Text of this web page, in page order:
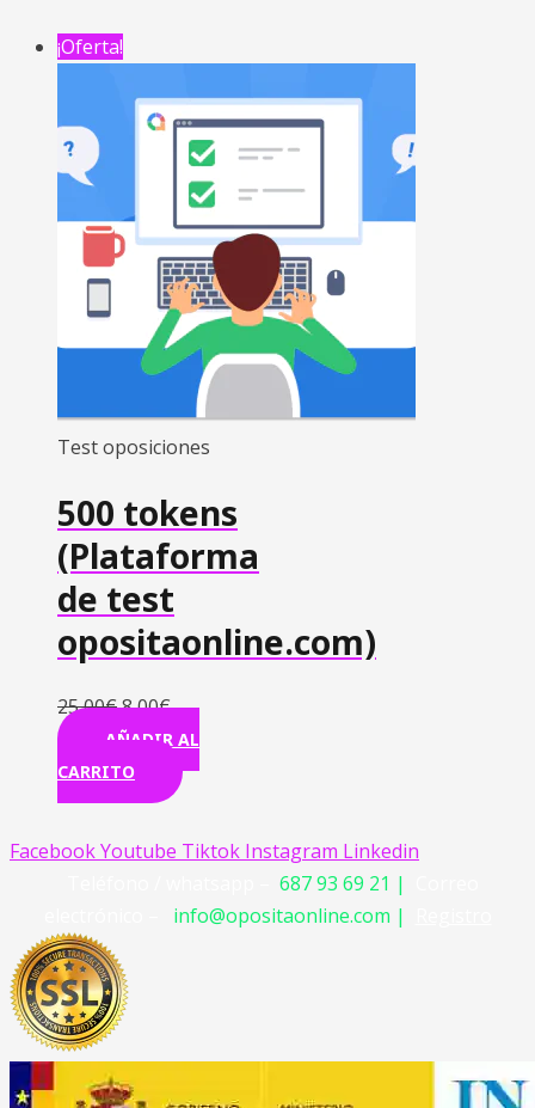
¡Oferta!
Test oposiciones
500 tokens
(Plataforma
de test
opositaonline.com)
25,00€8,00€
AÑADIR AL
CARRITO
FacebookYoutube Tiktok Instagram Linkedin
687 93 69 21 |
info@opositaonline.com |